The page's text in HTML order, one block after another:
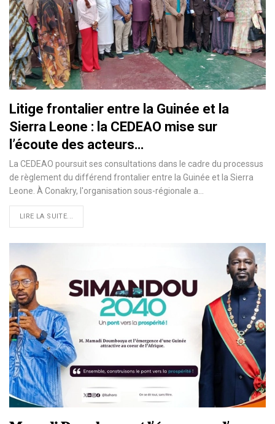
Litige frontalier entre la Guinée et la
Sierra Leone : la CEDEAO mise sur
l’écoute des acteurs…
La CEDEAO poursuit ses consultations dans le cadre du processus
de règlement du différend frontalier entre la Guinée et la Sierra
Leone. À Conakry, l'organisation sous-régionale a…
LIRE LA SUITE...